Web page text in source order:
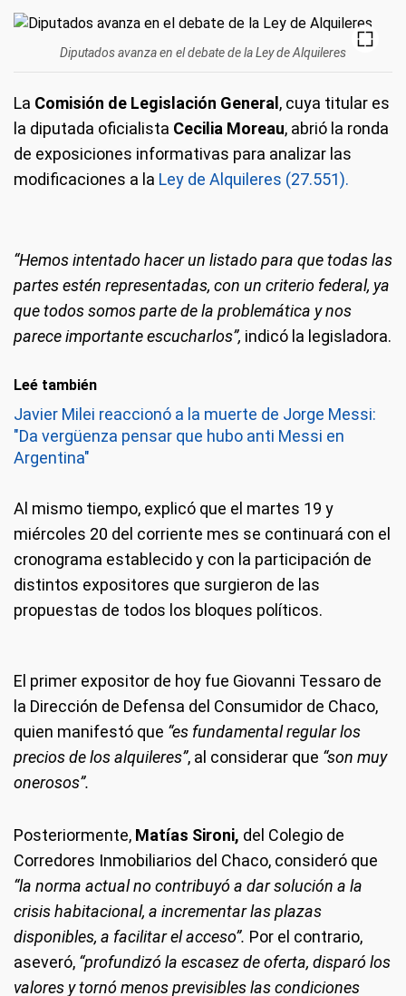
Diputados avanza en el debate de la Ley de Alquileres
La Comisión de Legislación General, cuya titular es
la diputada oficialista Cecilia Moreau, abrió la ronda
de exposiciones informativas para analizar las
modificaciones a la Ley de Alquileres (27.551).
“Hemos intentado hacer un listado para que todas las
partes estén representadas, con un criterio federal, ya
que todos somos parte de la problemática y nos
parece importante escucharlos”, indicó la legisladora.
Leé también
Javier Milei reaccionó a la muerte de Jorge Messi:
"Da vergüenza pensar que hubo anti Messi en
Argentina"
Al mismo tiempo, explicó que el martes 19 y
miércoles 20 del corriente mes se continuará con el
cronograma establecido y con la participación de
distintos expositores que surgieron de las
propuestas de todos los bloques políticos.
El primer expositor de hoy fue Giovanni Tessaro de
la Dirección de Defensa del Consumidor de Chaco,
quien manifestó que “es fundamental regular los
precios de los alquileres”, al considerar que “son muy
onerosos”.
Posteriormente, Matías Sironi, del Colegio de
Corredores Inmobiliarios del Chaco, consideró que
“la norma actual no contribuyó a dar solución a la
crisis habitacional, a incrementar las plazas
disponibles, a facilitar el acceso”. Por el contrario,
aseveró, “profundizó la escasez de oferta, disparó los
valores y tornó menos previsibles las condiciones